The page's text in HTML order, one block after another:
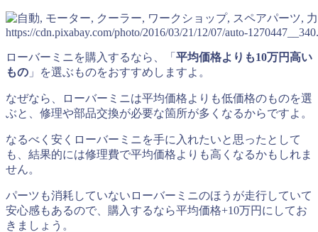
https://cdn.pixabay.com/photo/2016/03/21/12/07/auto-
ローバーミニを購入するなら、「 平均価格よりも10万円高い
もの 」を選ぶものをおすすめしますよ。
なぜなら、ローバーミニは平均価格よりも低価格のものを選
ぶと、修理や部品交換が必要な箇所が多くなるからですよ。
なるべく安くローバーミニを手に入れたいと思ったとして
も、結果的には修理費で平均価格よりも高くなるかもしれま
せん。
パーツも消耗していないローバーミニのほうが走行していて
安心感もあるので、購入するなら平均価格+10万円にしてお
きましょう。